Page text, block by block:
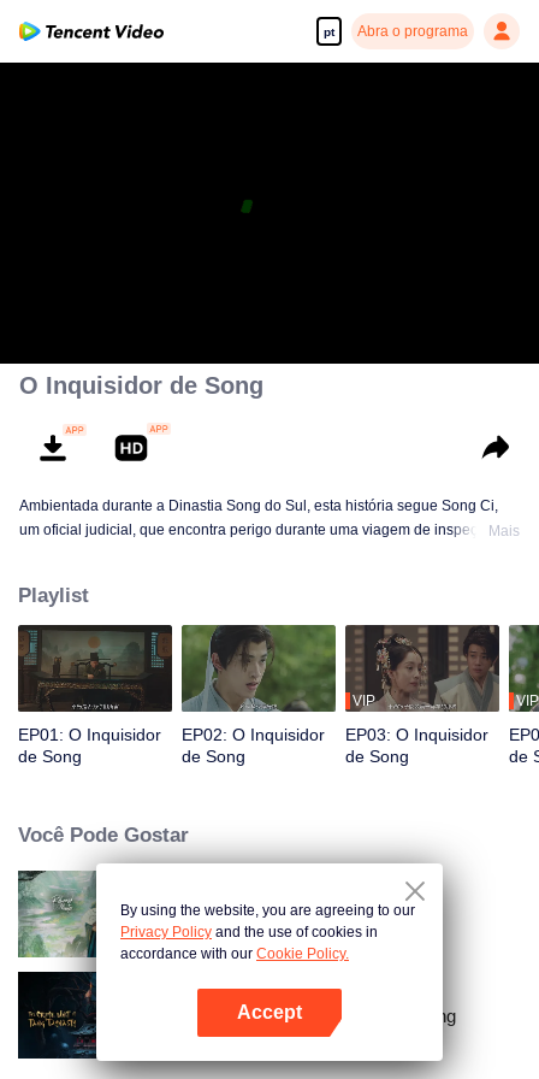
pt Abra o programa
Abra o programa
O Inquisidor de Song
Ambientada durante a Dinastia Song do Sul, esta história segue Song Ci,
um oficial judicial, que encontra perigo durante uma viagem de inspeção.
diferenças, os quatro unem forças, resolvendo quatro casos de assassinato
por meio de investigação, interrogatório e análise forense, trazendo justiça
aos falecidos e justiça aos vivos.
Mais
Playlist
EP01: O Inquisidor
de Song
EP02: O Inquisidor
de Song
VIP
EP03: O Inquisidor
de Song
VIP
de
Você Pode Gostar
Mestre Retornado
Unidade Criminal da Dinastia Tang
By using the website, you are agreeing to our
Privacy Policy and the use of cookies in
accordance with our Cookie Policy.
Accept